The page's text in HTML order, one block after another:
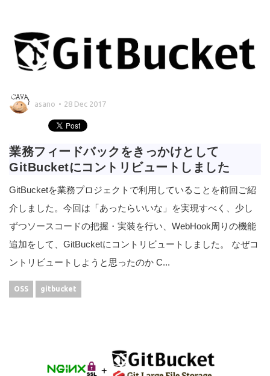
asano 28 Dec 2017
業務フィードバックをきっかけとして
GitBucketにコントリビュートしました
GitBucketを業務プロジェクトで利用していることを前回ご紹
介しました。今回は「あったらいいな」を実現すべく、少し
ずつソースコードの把握・実装を行い、WebHook周りの機能
追加をして、GitBucketにコントリビュートしました。 なぜコ
ントリビュートしようと思ったのか C...
OSS gitbucket